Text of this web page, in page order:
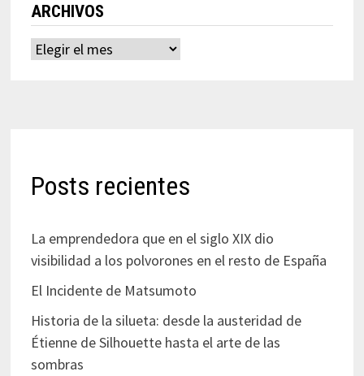
ARCHIVOS
Archivos
Posts recientes
La emprendedora que en el siglo XIX dio
visibilidad a los polvorones en el resto de España
El Incidente de Matsumoto
Historia de la silueta: desde la austeridad de
Étienne de Silhouette hasta el arte de las
sombras